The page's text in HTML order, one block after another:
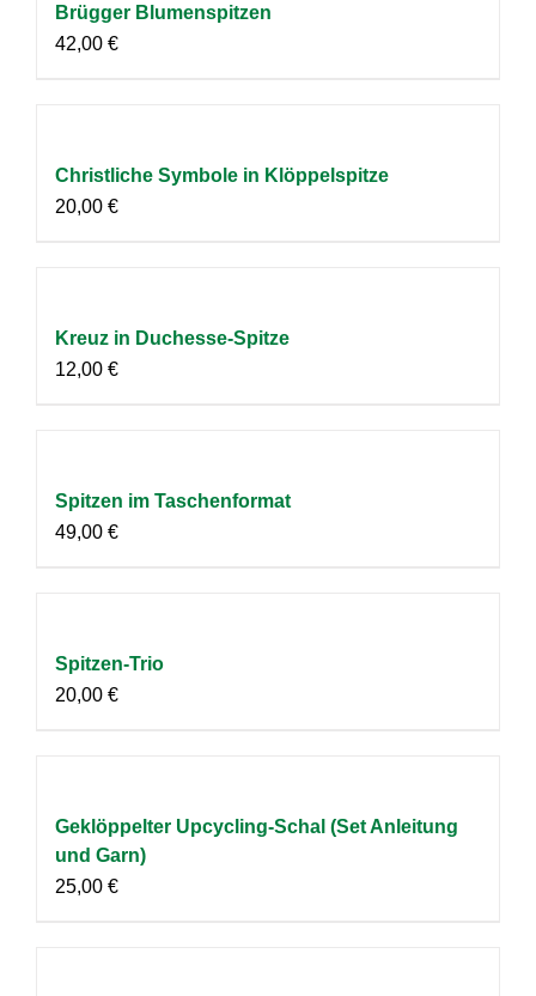
Brügger Blumenspitzen
42,00 €
Christliche Symbole in Klöppelspitze
20,00 €
Kreuz in Duchesse-Spitze
12,00 €
Spitzen im Taschenformat
49,00 €
Spitzen-Trio
20,00 €
Geklöppelter Upcycling-Schal (Set Anleitung
und Garn)
25,00 €